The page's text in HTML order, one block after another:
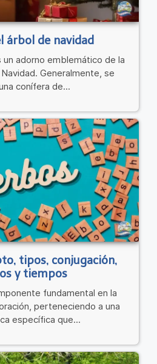
árbol de navidad
un adorno emblemático de la
Generalmente, se
conífera de...
tipos, conjugación,
y tiempos
fundamental en la
perteneciendo a una
específica que...